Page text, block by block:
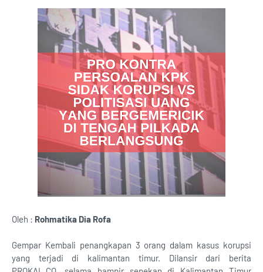
Oleh : Rohmatika Dia Rofa
Gempar Kembali penangkapan 3 orang dalam kasus korupsi
yang terjadi di kalimantan timur. Dilansir dari berita